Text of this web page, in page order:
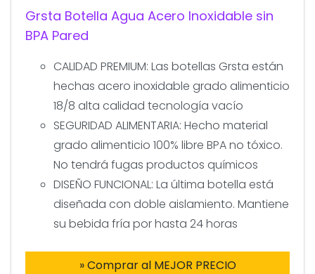
Grsta Botella Agua Acero Inoxidable sin
BPA Pared
CALIDAD PREMIUM: Las botellas Grsta están
hechas acero inoxidable grado alimenticio
18/8 alta calidad tecnología vacío
SEGURIDAD ALIMENTARIA: Hecho material
grado alimenticio 100% libre BPA no tóxico.
No tendrá fugas productos químicos
DISEÑO FUNCIONAL: La última botella está
diseñada con doble aislamiento. Mantiene
su bebida fría por hasta 24 horas
» Comprar al MEJOR PRECIO